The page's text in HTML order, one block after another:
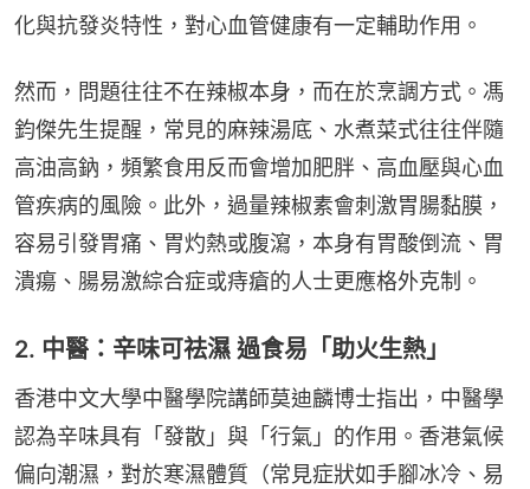
化與抗發炎特性，對心血管健康有一定輔助作用。
然而，問題往往不在辣椒本身，而在於烹調方式。馮
鈞傑先生提醒，常見的麻辣湯底、水煮菜式往往伴隨
高油高鈉，頻繁食用反而會增加肥胖、高血壓與心血
管疾病的風險。此外，過量辣椒素會刺激胃腸黏膜，
容易引發胃痛、胃灼熱或腹瀉，本身有胃酸倒流、胃
潰瘍、腸易激綜合症或痔瘡的人士更應格外克制。
2. 中醫：辛味可祛濕 過食易「助火生熱」
香港中文大學中醫學院講師莫迪麟博士指出，中醫學
認為辛味具有「發散」與「行氣」的作用。香港氣候
偏向潮濕，對於寒濕體質（常見症狀如手腳冰冷、易